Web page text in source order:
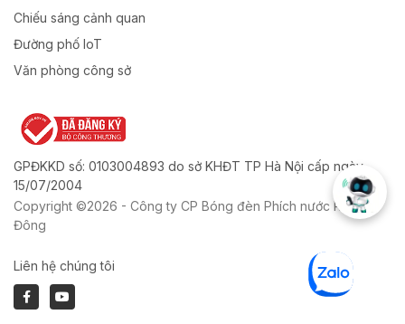
Chiếu sáng cảnh quan
Đường phố IoT
Văn phòng công sở
GPĐKKD số: 0103004893 do sở KHĐT TP Hà Nội cấp ngày
15/07/2004
Copyright ©2026 - Công ty CP Bóng đèn Phích nước Rạng
Đông
Liên hệ chúng tôi